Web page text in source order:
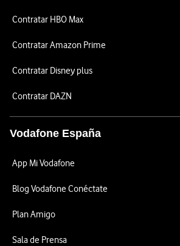
Contratar HBO Max
Contratar Amazon Prime
Contratar Disney plus
Contratar DAZN
Vodafone España
App Mi Vodafone
Blog Vodafone Conéctate
Plan Amigo
Sala de Prensa